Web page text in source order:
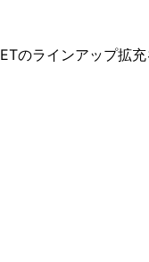
のラインアップ拡充